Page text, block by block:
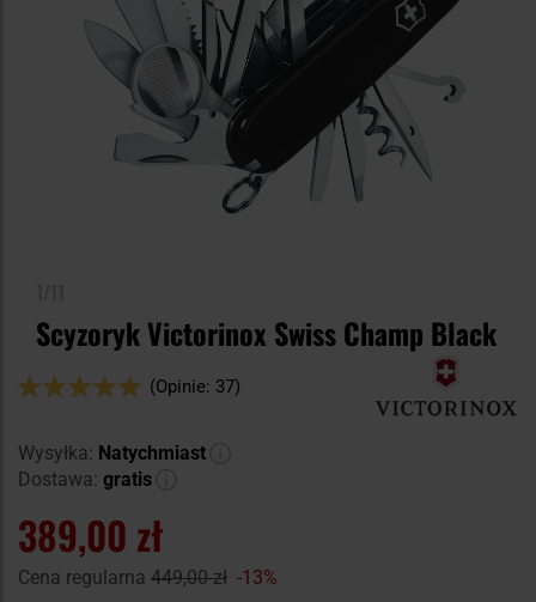
Scyzoryk Victorinox Swiss Champ Black
Ocena:
(Opinie: 37)
Wysyłka: Natychmiast
Dostawa: gratis
389,00 zł
Cena regularna 449,00 zł -13%